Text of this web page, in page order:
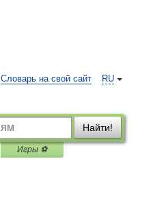
RU
Словарь на свой сайт
Найти!
Игры ⚽